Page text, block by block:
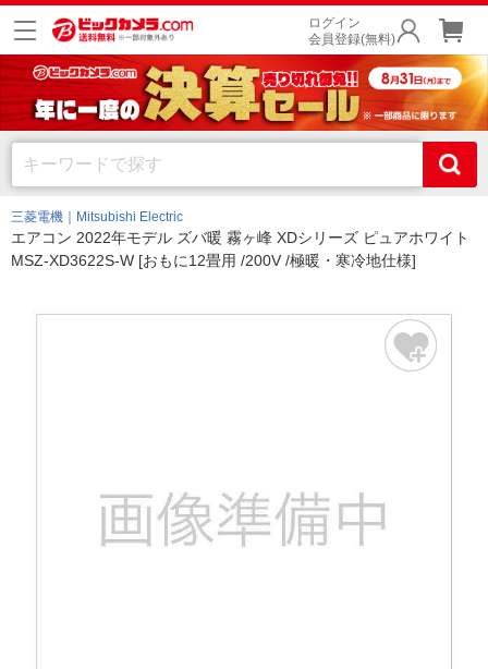
ログイン
会員登録(無料)
三菱電機｜Mitsubishi Electric
エアコン 2022年モデル ズバ暖 霧ヶ峰 XDシリーズ ピュアホワイト
MSZ-XD3622S-W [おもに12畳用 /200V /極暖・寒冷地仕様]